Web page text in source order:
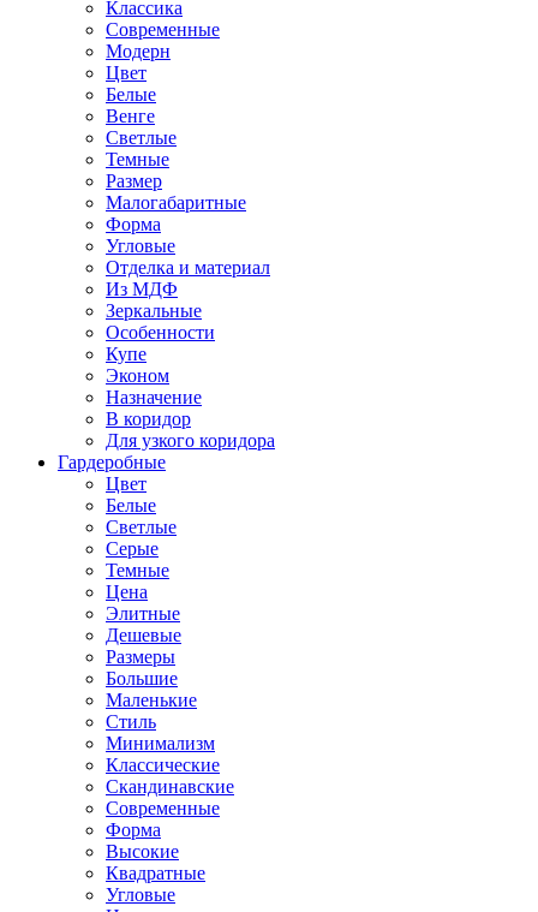
Классика
Современные
Модерн
Цвет
Белые
Венге
Светлые
Темные
Размер
Малогабаритные
Форма
Угловые
Отделка и материал
Из МДФ
Зеркальные
Особенности
Купе
Эконом
Назначение
В коридор
Для узкого коридора
Гардеробные
Цвет
Белые
Светлые
Серые
Темные
Цена
Элитные
Дешевые
Размеры
Большие
Маленькие
Стиль
Минимализм
Классические
Скандинавские
Современные
Форма
Высокие
Квадратные
Угловые